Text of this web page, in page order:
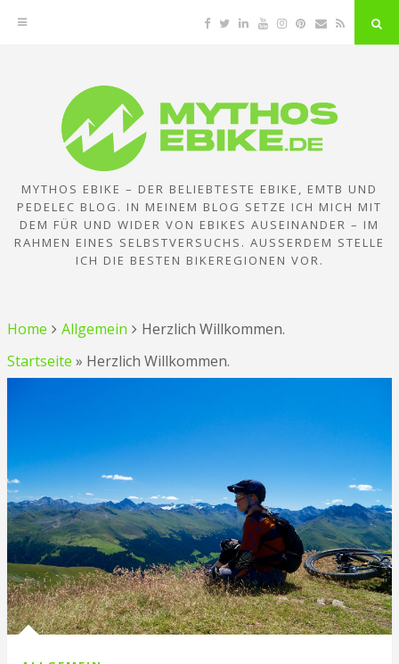
Facebook
TwitterLinkedinYouTubeInstagram
Pinterest
EmailRSS
MYTHOS EBIKE – DER BELIEBTESTE EBIKE, EMTB UND
PEDELEC BLOG. IN MEINEM BLOG SETZE ICH MICH MIT
DEM FÜR UND WIDER VON EBIKES AUSEINANDER – IM
RAHMEN EINES SELBSTVERSUCHS. AUSSERDEM STELLE I
CH DIE BESTEN BIKEREGIONEN VOR.
Home Allgemein
Herzlich Willkommen.
Startseite » Herzlich Willkommen.